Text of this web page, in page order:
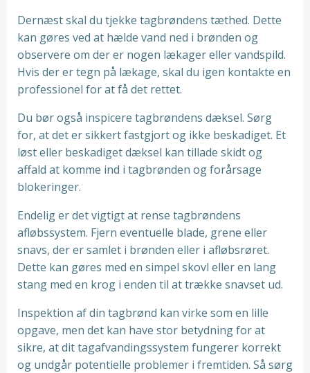
Dernæst skal du tjekke tagbrøndens tæthed. Dette
kan gøres ved at hælde vand ned i brønden og
observere om der er nogen lækager eller vandspild.
Hvis der er tegn på lækage, skal du igen kontakte en
professionel for at få det rettet.
Du bør også inspicere tagbrøndens dæksel. Sørg
for, at det er sikkert fastgjort og ikke beskadiget. Et
løst eller beskadiget dæksel kan tillade skidt og
affald at komme ind i tagbrønden og forårsage
blokeringer.
Endelig er det vigtigt at rense tagbrøndens
afløbssystem. Fjern eventuelle blade, grene eller
snavs, der er samlet i brønden eller i afløbsrøret.
Dette kan gøres med en simpel skovl eller en lang
stang med en krog i enden til at trække snavset ud.
Inspektion af din tagbrønd kan virke som en lille
opgave, men det kan have stor betydning for at
sikre, at dit tagafvandingssystem fungerer korrekt
og undgår potentielle problemer i fremtiden. Så sørg